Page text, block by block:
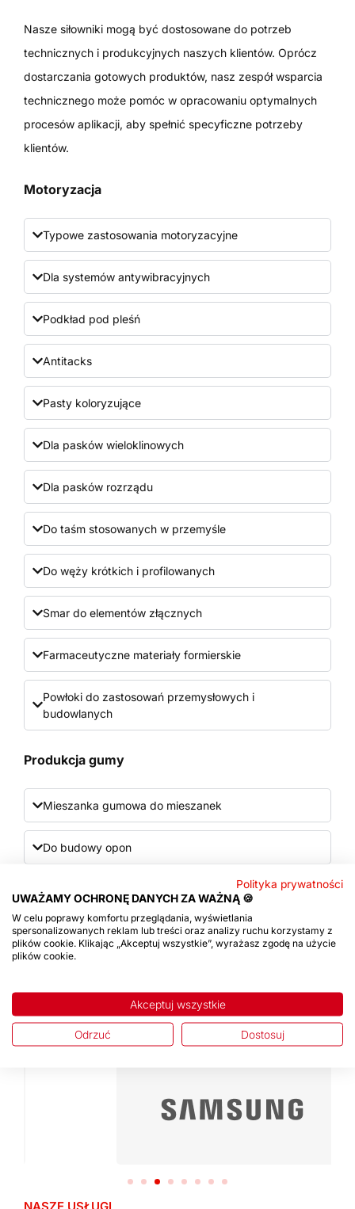
Motoryzacja
Typowe zastosowania motoryzacyjne
Dla systemów antywibracyjnych
Podkład pod pleśń
Antitacks
Pasty koloryzujące
Dla pasków wieloklinowych
Dla pasków rozrządu
Do taśm stosowanych w przemyśle
Do węży krótkich i profilowanych
Smar do elementów złącznych
Farmaceutyczne materiały formierskie
Powłoki do zastosowań przemysłowych i
budowlanych
Produkcja gumy
Mieszanka gumowa do mieszanek
Do budowy opon
Do wykańczania opon
Nasze siłowniki mogą być dostosowane do potrzeb
technicznych i produkcyjnych naszych klientów. Oprócz
dostarczania gotowych produktów, nasz zespół wsparcia
technicznego może pomóc w opracowaniu optymalnych
procesów aplikacji, aby spełnić specyficzne potrzeby
klientów.
NASZE REFERENCJE
Poznaj naszych partnerów
NASZE USŁUGI
Polityka prywatności
UWAŻAMY OCHRONĘ DANYCH ZA WAŻNĄ 🍪
W celu poprawy komfortu przeglądania, wyświetlania
spersonalizowanych reklam lub treści oraz analizy ruchu korzystamy z
plików cookie. Klikając „Akceptuj wszystkie”, wyrażasz zgodę na użycie
plików cookie.
Akceptuj wszystkie
Odrzuć Dostosuj